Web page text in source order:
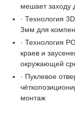
мешает заходу
· Технология
3мм для
· Технология
краев и
окружающей
· Пуклевое
монтаж